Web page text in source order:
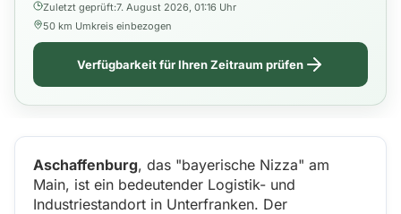
Zuletzt geprüft:7. August 2026, 01:16 Uhr
50 km Umkreis einbezogen
Verfügbarkeit für Ihren Zeitraum prüfen
Aschaffenburg, das "bayerische Nizza" am
Main, ist ein bedeutender Logistik- und
Industriestandort in Unterfranken. Der